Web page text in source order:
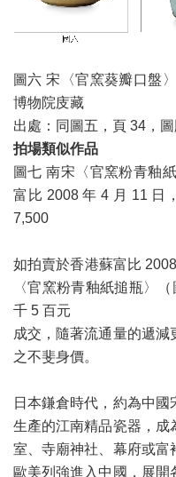
圖六 宋〈官窯葵瓣口盤
博物院庋藏
出處：同圖五，頁 34，
拍場類似作品
圖七 南宋〈官窯粉青釉
富比 2008 年 4 月 11 日
7,500
如拍賣於香港蘇富比
〈官窯粉青釉紙搥瓶〉
千 5 百元
成交，隨著流通量的遞
之不斐身價。
日本鎌倉時代，約為中
生產的江南精品瓷器，成
室、寺廟神社、幕府或富
歐美列強進入中國，展